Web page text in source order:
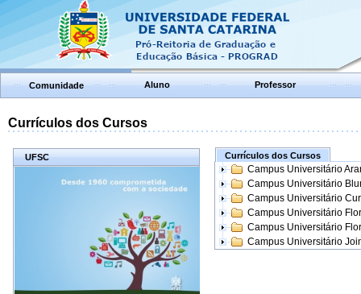
Comunidade Aluno Professor
Currículos dos Cursos
UFSC Currículos dos Cursos
Campus Universitário
Campus Universitário
Campus Universitário
Campus Universitário
Campus Universitário
Campus Universitário